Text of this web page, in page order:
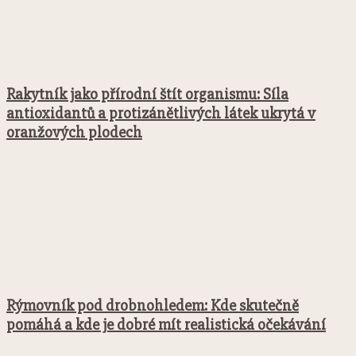
Rakytník jako přírodní štít organismu: Síla
antioxidantů a protizánětlivých látek ukrytá v
oranžových plodech
Rýmovník pod drobnohledem: Kde skutečně
pomáhá a kde je dobré mít realistická očekávání